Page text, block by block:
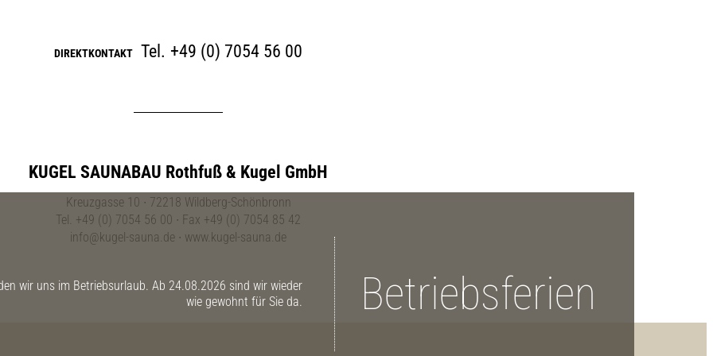
DIREKTKONTAKT Tel. +49 (0) 7054 56 00
KUGEL SAUNABAU Rothfuß & Kugel GmbH
Kreuzgasse 10 ∙ 72218 Wildberg-Schönbronn
Tel. +49 (0) 7054 56 00 ∙ Fax +49 (0) 7054 85 42
info@kugel-sauna.de ∙ www.kugel-sauna.de
wir uns im Betriebsurlaub. Ab 24.08.2026 sind wir wieder
wie gewohnt für Sie da.
Betriebsferien